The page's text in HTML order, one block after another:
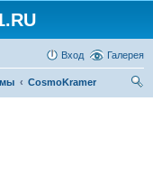
Галерея
Вход
CosmoKramer